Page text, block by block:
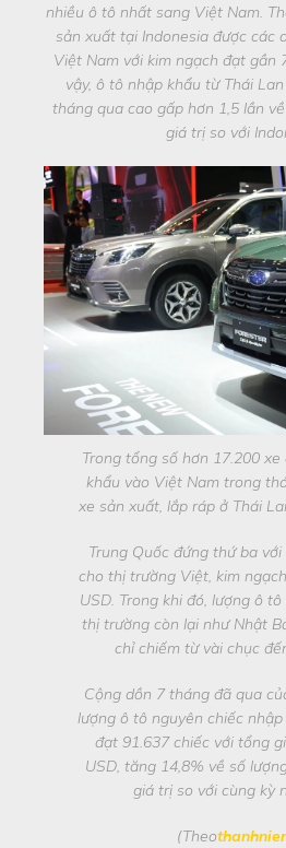
nhiều ô tô nhất sang Việt Nam.
sản xuất tại Indonesia được các
Việt Nam với kim ngạch đạt gần
vậy, ô tô nhập khẩu từ Thái
tháng qua cao gấp hơn 1,5 lần
giá trị so với
Trong tổng số hơn 17.200
khẩu vào Việt Nam trong
xe sản xuất, lắp ráp ở Thái
Trung Quốc đứng thứ ba
cho thị trường Việt, kim
USD. Trong khi đó, lượng ô
thị trường còn lại như Nhật
chỉ chiếm từ vài chục
Cộng dồn 7 tháng đã qua
lượng ô tô nguyên chiếc
đạt 91.637 chiếc với tổng
USD, tăng 14,8% về số
giá trị so với cùng kỳ
(Theo